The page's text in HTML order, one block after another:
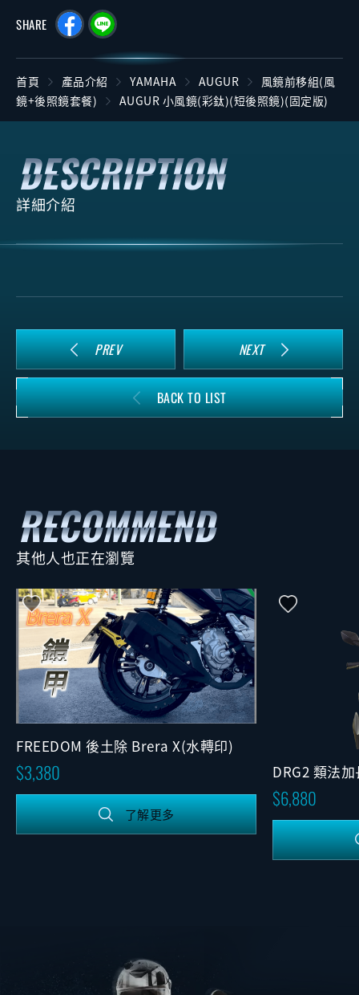
SHARE
首頁 產品介紹 YAMAHA AUGUR
風鏡前移組(風
鏡+後照鏡套餐)
AUGUR 小風鏡(彩鈦)(短後照鏡)(固定版)
詳細介紹
PREV NEXT
BACK TO LIST
其他人也正在瀏覽
FREEDOM 後土除 Brera X(水轉印)
3,380
了解更多
DRG2 類法
6,880